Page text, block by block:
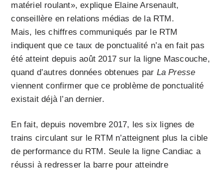
matériel roulant», explique Elaine Arsenault,
conseillère en relations médias de la RTM.
Mais, les chiffres communiqués par le RTM
indiquent que ce taux de ponctualité n’a en fait pas
été atteint depuis août 2017 sur la ligne Mascouche,
quand d’autres données obtenues par La Presse
viennent confirmer que ce problème de ponctualité
existait déjà l’an dernier.
En fait, depuis novembre 2017, les six lignes de
trains circulant sur le RTM n’atteignent plus la cible
de performance du RTM. Seule la ligne Candiac a
réussi à redresser la barre pour atteindre